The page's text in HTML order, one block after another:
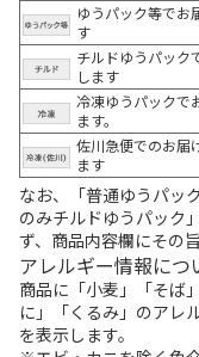
ゆうパック等でお
す
チルドゆうパック
します
冷凍ゆうパックで
ます。
佐川急便でのお届
ます
なお、「普通ゆうパッ
のみチルドゆうパック
ず、商品内容欄にその
アレルギー情報につ
商品に「小麦」「そば
に」「くるみ」のアレ
を表示します。